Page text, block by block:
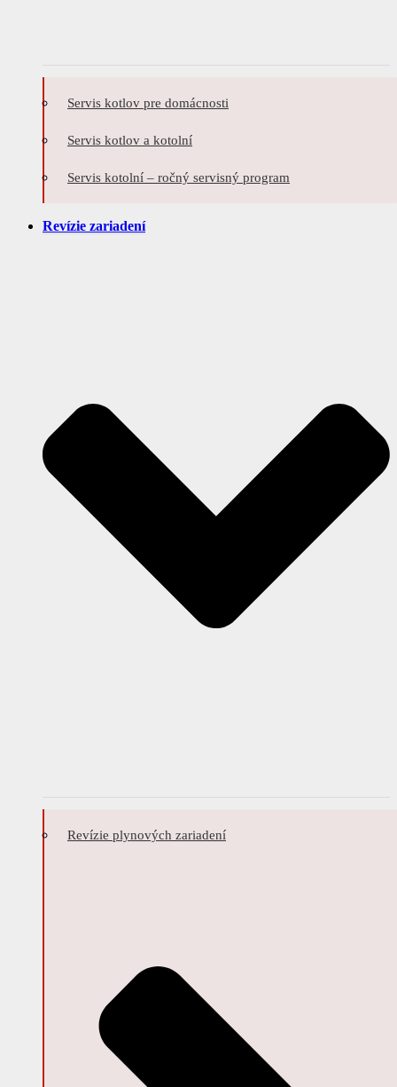
Servis kotlov pre domácnosti
Servis kotlov a kotolní
Servis kotolní – ročný servisný program
Revízie zariadení
Revízie plynových zariadení